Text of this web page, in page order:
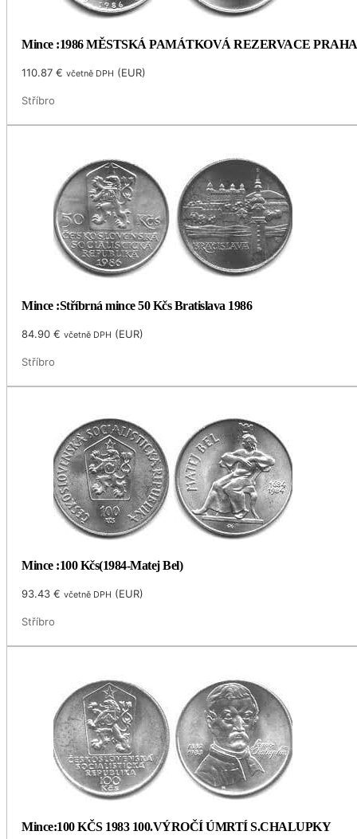
Mince :1986 MĚSTSKÁ PAMÁTKOVÁ REZERVACE PRAHA
110.87€ včetně DPH (EUR)
Stříbro
Mince :Stříbrná mince 50 Kčs Bratislava 1986
84.90€ včetně DPH (EUR)
Stříbro
Mince :100 Kčs(1984-Matej Bel)
93.43€ včetně DPH (EUR)
Stříbro
Mince:100 KČS 1983 100.VÝROČÍ ÚMRTÍ S.CHALUPKY